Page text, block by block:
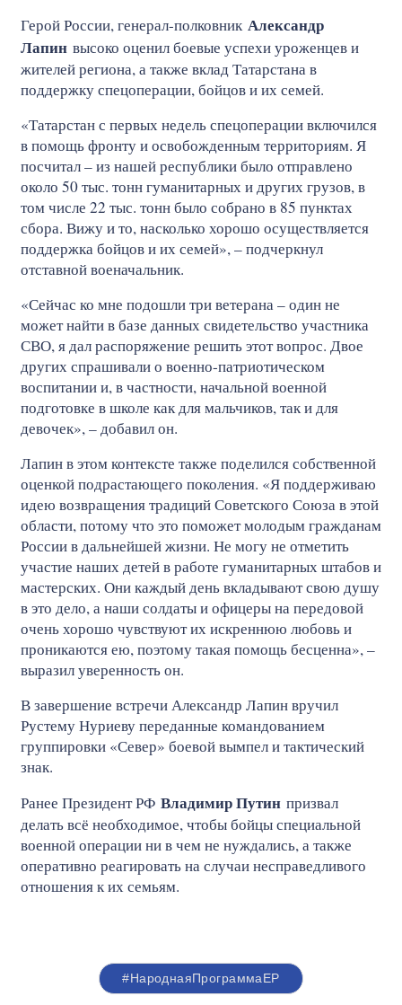
Герой России, генерал-полковник Александр
Лапин высоко оценил боевые успехи уроженцев и
жителей региона, а также вклад Татарстана в
поддержку спецоперации, бойцов и их семей.
«Татарстан с первых недель спецоперации включился
в помощь фронту и освобожденным территориям. Я
посчитал – из нашей республики было отправлено
около 50 тыс. тонн гуманитарных и других грузов, в
том числе 22 тыс. тонн было собрано в 85 пунктах
сбора. Вижу и то, насколько хорошо осуществляется
поддержка бойцов и их семей», – подчеркнул
отставной военачальник.
«Сейчас ко мне подошли три ветерана – один не
может найти в базе данных свидетельство участника
СВО, я дал распоряжение решить этот вопрос. Двое
других спрашивали о военно-патриотическом
воспитании и, в частности, начальной военной
подготовке в школе как для мальчиков, так и для
девочек», – добавил он.
Лапин в этом контексте также поделился собственной
оценкой подрастающего поколения. «Я поддерживаю
идею возвращения традиций Советского Союза в этой
области, потому что это поможет молодым гражданам
России в дальнейшей жизни. Не могу не отметить
участие наших детей в работе гуманитарных штабов и
мастерских. Они каждый день вкладывают свою душу
в это дело, а наши солдаты и офицеры на передовой
очень хорошо чувствуют их искреннюю любовь и
проникаются ею, поэтому такая помощь бесценна», –
выразил уверенность он.
В завершение встречи Александр Лапин вручил
Рустему Нуриеву переданные командованием
группировки «Север» боевой вымпел и тактический
знак.
Ранее Президент РФ Владимир Путин призвал
делать всё необходимое, чтобы бойцы специальной
военной операции ни в чем не нуждались, а также
оперативно реагировать на случаи несправедливого
отношения к их семьям.
#НароднаяПрограммаЕР